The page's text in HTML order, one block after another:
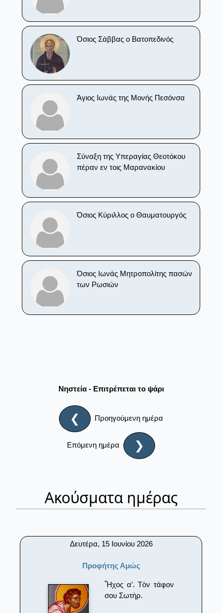
Όσιος Σάββας ο Βατοπεδινός
Άγιος Ιωνάς της Μονής Πεσόνσα
Σύναξη της Υπεραγίας Θεοτόκου
πέραν εν τοις Μαρανακίου
Όσιος Κύριλλος ο Θαυματουργός
Όσιος Ιωνάς Μητροπολίτης πασών
των Ρωσιών
Νηστεία - Επιτρέπεται το ψάρι
❮ Προηγούμενη ημέρα
Επόμενη ημέρα ❯
Ακούσματα ημέρας
Δευτέρα, 15 Ιουνίου 2026
Προφήτης Αμώς
Ἦχος α’. Τὸν τάφον
σου Σωτὴρ.